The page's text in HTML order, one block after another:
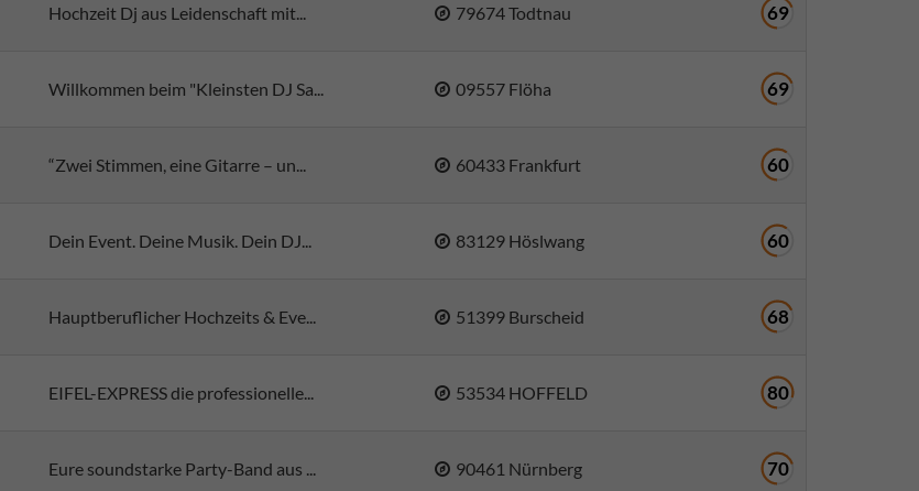
Hochzeit Dj aus Leidenschaft mit... 79674 Todtnau 69
Willkommen beim "Kleinsten DJ Sa... 09557 Flöha 69
“Zwei Stimmen, eine Gitarre – un... 60433 Frankfurt 60
Dein Event. Deine Musik. Dein DJ... 83129 Höslwang 60
Hauptberuflicher Hochzeits & Eve... 51399 Burscheid 68
EIFEL-EXPRESS die professionelle... 53534 HOFFELD 80
Eure soundstarke Party-Band aus ... 90461 Nürnberg 70